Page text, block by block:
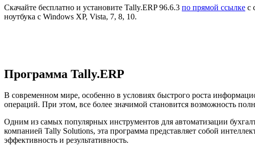
Скачайте бесплатно и установите Tally.ERP 96.6.3 по прямой ссылке с
ноутбука с Windows XP, Vista, 7, 8, 10.
Программа Tally.ERP
В современном мире, особенно в условиях быстрого роста
операций. При этом, все более значимой становится возможность
Одним из самых популярных инструментов для автоматизации
компанией Tally Solutions, эта программа представляет собой
эффективность и результативность.